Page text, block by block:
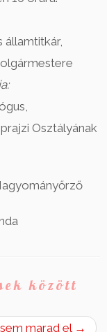
Osztályának
között
marad el →